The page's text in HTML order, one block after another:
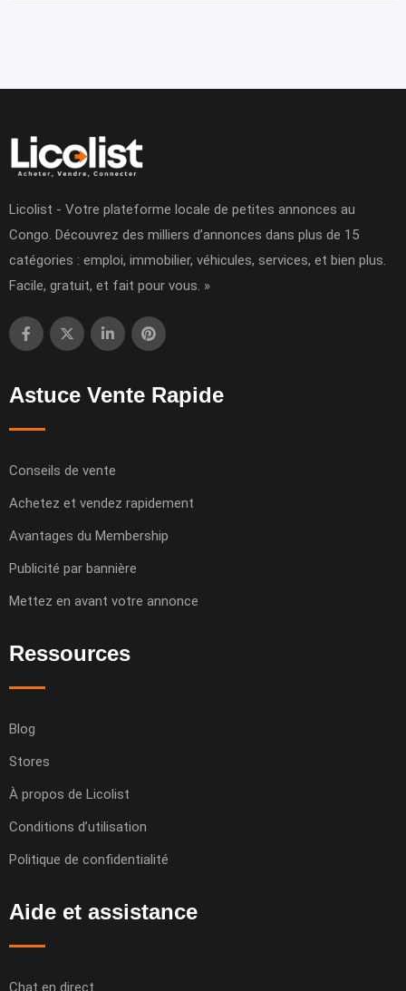
Licolist - Votre plateforme locale de petites annonces au
Congo. Découvrez des milliers d’annonces dans plus de 15
catégories : emploi, immobilier, véhicules, services, et bien plus.
Facile, gratuit, et fait pour vous. »
Astuce Vente Rapide
Conseils de vente
Achetez et vendez rapidement
Avantages du Membership
Publicité par bannière
Mettez en avant votre annonce
Ressources
Blog
Stores
À propos de Licolist
Conditions d’utilisation
Politique de confidentialité
Aide et assistance
Chat en direct